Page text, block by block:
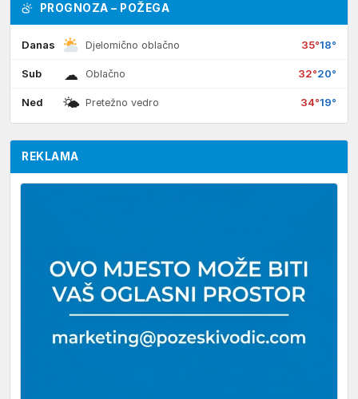
PROGNOZA – POŽEGA
Danas Djelomično oblačno 35°18°
Sub ☁ Oblačno 32°20°
Ned 🌤 Pretežno vedro 34°19°
REKLAMA